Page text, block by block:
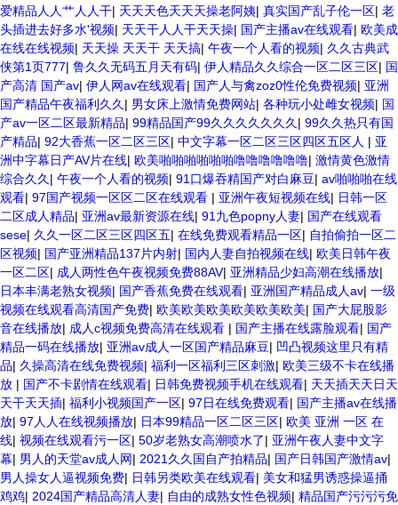
爱精品人人艹人人干| 天天天色天天天操老阿姨| 真实国产乱子伦一区| 老
头插进去好多水'视频| 天天干人人干天天操| 国产主播av在线观看| 欧美成
在线在线视频| 天天操 天天干 天天搞| 午夜一个人看的视频| 久久古典武
侠第1页777| 鲁久久无码五月天有码| 伊人精品久久综合一区二区三区| 国
产高清 国产av| 伊人网av在线观看| 国产人与禽zoz0性伦免费视频| 亚洲
国产精品午夜福利久久 | 男女床上激情免费网站| 各种玩小处雌女视频| 国
产av一区二区最新精品| 99精品国产99久久久久久久久 | 99久久热只有国
产精品| 92大香蕉一区二区三区| 中文字幕一区二区三区四区五区人 | 亚
洲中字幕日产AV片在线| 欧美啪啪啪啪啪啪噜噜噜噜噜噜| 激情黄色激情
综合久久 | 午夜一个人看的视频| 91口爆吞精国产对白麻豆| av啪啪啪在线
观看| 97国产视频一区区二区在线观看 | 亚洲午夜短视频在线| 日韩一区
二区成人精品| 亚洲av最新资源在线| 91九色popny人妻| 国产在线观看
sese| 久久一区二区三区四区五| 在线免费观看精品一区| 自拍偷拍一区二
区视频| 国产亚洲精品137片内射| 国内人妻自拍视频在线| 欧美日韩午夜
一区二区| 成人两性色午夜视频免费88AV| 亚洲精品少妇高潮在线播放|
日本丰满老熟女视频| 国产香蕉免费在线观看| 亚洲国产精品成人av| 一级
视频在线观看高清国产免费| 欧美欧美欧美欧美欧美欧美| 国产大屁股影
音在线播放| 成人c视频免费高清在线观看 | 国产主播在线露脸观看| 国产
精品一码在线播放| 亚洲av成人一区国产精品麻豆| 凹凸视频这里只有精
品| 久操高清在线免费视频| 福利一区福利三区刺激| 欧美三级不卡在线播
放 | 国产不卡剧情在线观看| 日韩免费视频手机在线观看| 天天插天天日天
天干天天插| 福利小视频国产一区| 97日在线免费观看| 国产主播av在线播
放| 97人人在线视频播放| 日本99精品一区二区三区| 欧美 亚洲 一区 在
线| 视频在线观看污一区| 50岁老熟女高潮喷水了| 亚洲午夜人妻中文字
幕| 男人的天堂av成人网| 2021久久国自产拍精品| 国产日韩国产激情av|
男人操女人逼视频免费| 日韩另类欧美在线观看| 美女和猛男诱惑操逼捅
鸡鸡| 2024国产精品高清人妻| 自由的成熟女性色视频| 精品国产污污污免